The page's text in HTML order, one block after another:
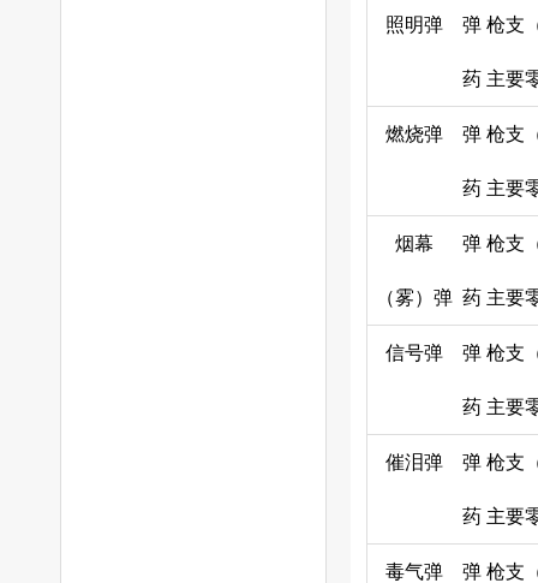
照明弹 弹
药
枪支
主要
燃烧弹 弹
药
枪支
主要
烟幕
（雾）弹
弹
药
枪支
主要
信号弹 弹
药
枪支
主要
催泪弹 弹
药
枪支
主要
毒气弹 弹 枪支